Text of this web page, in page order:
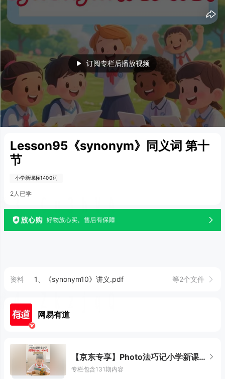
订阅专栏后播放视频
Lesson95《synonym》同义词 第十
节
小学新课标1400词
2人已学
资料 1、《synonym10》讲义.pdf 等2个文件
网易有道
【京东专享】Photo法巧记小学新课标1400词
专栏包含131期内容